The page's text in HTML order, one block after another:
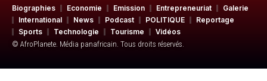
Biographies Economie Emission Entrepreneuriat
Galerie
International
News Podcast POLITIQUE
Reportage
Sports
Technologie Tourisme
Vidéos
© AfroPlanete. Média panafricain. Tous droits réservés.